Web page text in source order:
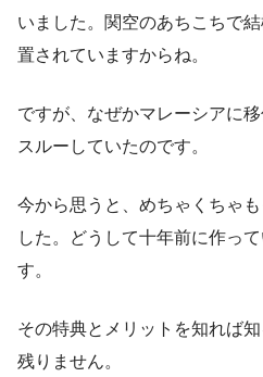
いました。関空のあちこちで
置されていますからね。
ですが、なぜかマレーシアに
スルーしていたのです。
今から思うと、めちゃくちゃ
した。どうして十年前に作っ
す。
その特典とメリットを知れば
残りません。